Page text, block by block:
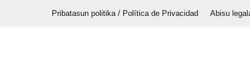
Pribatasun politika / Política de Privacidad Abisu